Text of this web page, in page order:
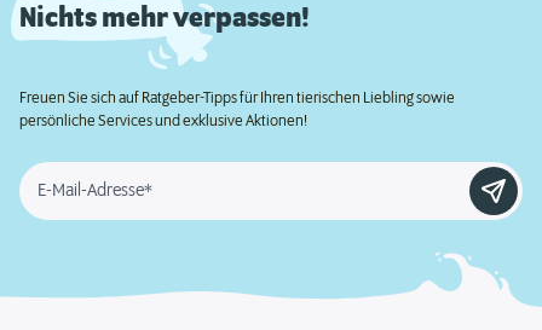
Nichts mehr verpassen!
Freuen Sie sich auf Ratgeber-Tipps für Ihren tierischen Liebling sowie
persönliche Services und exklusive Aktionen!
E-Mail-Adresse*